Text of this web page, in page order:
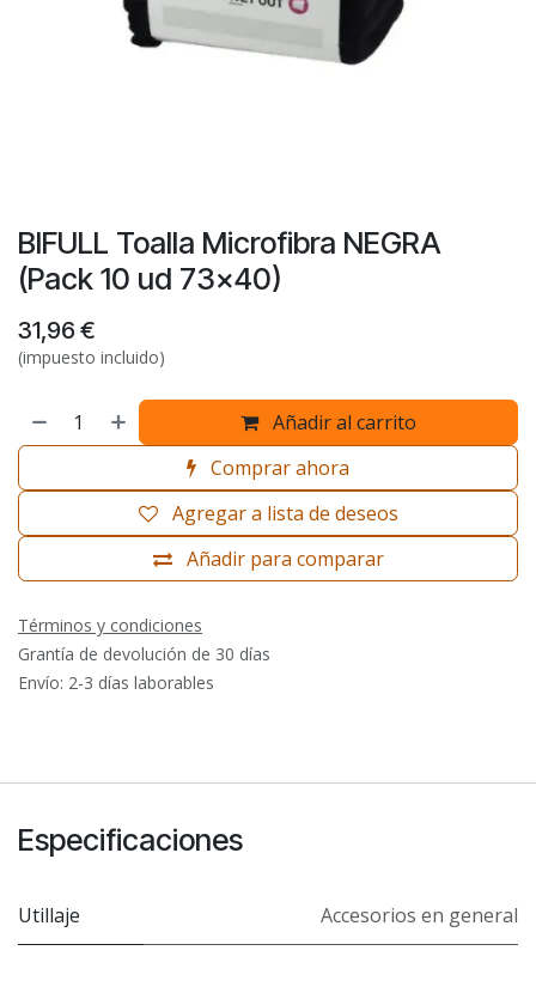
BIFULL Toalla Microfibra NEGRA
(Pack 10 ud 73x40)
31,96 €
(impuesto incluido)
Añadir al carrito
Comprar ahora
Añadir para comparar
Agregar a lista de deseos
Términos y condiciones
Grantía de devolución de 30 días
Envío: 2-3 días laborables
Especificaciones
Utillaje Accesorios en general